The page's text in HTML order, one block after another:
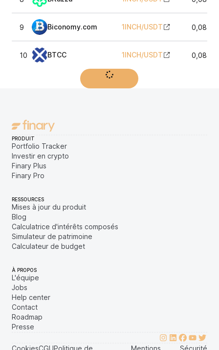
9 Biconomy.com 1INCH/USDT
10 BTCC 1INCH/USDT
Afficher plus
PRODUIT
Portfolio Tracker
Investir en crypto
Finary Plus
Finary Pro
RESSOURCES
Mises à jour du produit
Blog
Calculatrice d'intérêts composés
Simulateur de patrimoine
Calculateur de budget
À PROPOS
L'équipe
Jobs
Help center
Contact
Roadmap
Presse
CookiesCGUPolitique de Mentions Sécurité